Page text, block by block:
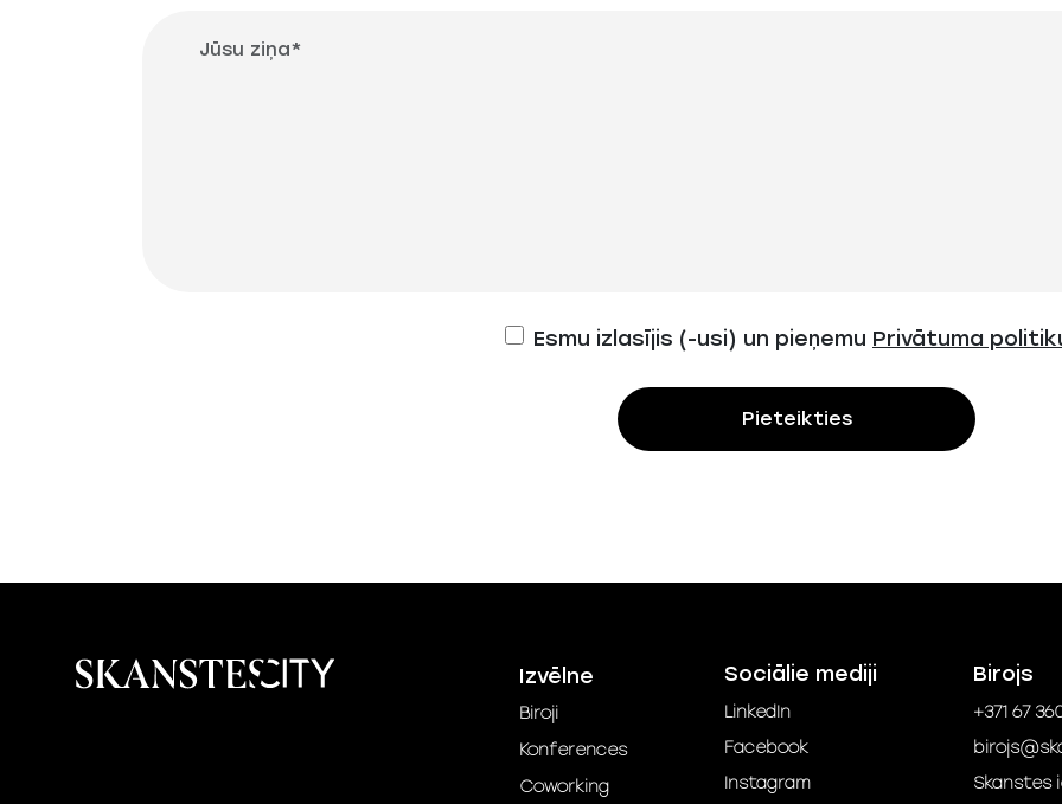
Esmu izlasījis (-usi) un pieņemu Privātuma
Pieteikties
Izvēlne
Biroji
Konferences
Coworking
Sociālie mediji
LinkedIn
Facebook
Instagram
Birojs
+371 67
Skanstes